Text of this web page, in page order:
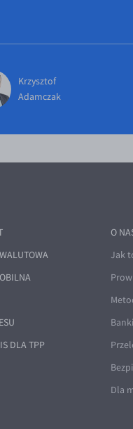
Krzysztof
Adamczak
DLA TPP
O
Jak
Dla